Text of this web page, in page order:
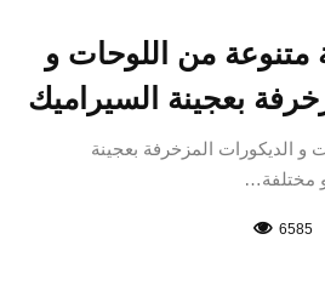
من اللوحات و
بعجينة السيراميك
الديكورات المزخرفة بعجينة
مختلفة…
6585